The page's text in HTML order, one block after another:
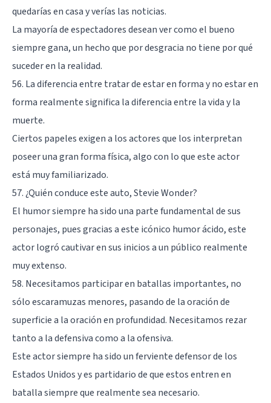
quedarías en casa y verías las noticias.
La mayoría de espectadores desean ver como el bueno
siempre gana, un hecho que por desgracia no tiene por qué
suceder en la realidad.
56. La diferencia entre tratar de estar en forma y no estar en
forma realmente significa la diferencia entre la vida y la
muerte.
Ciertos papeles exigen a los actores que los interpretan
poseer una gran forma física, algo con lo que este actor
está muy familiarizado.
57. ¿Quién conduce este auto, Stevie Wonder?
El humor siempre ha sido una parte fundamental de sus
personajes, pues gracias a este icónico humor ácido, este
actor logró cautivar en sus inicios a un público realmente
muy extenso.
58. Necesitamos participar en batallas importantes, no
sólo escaramuzas menores, pasando de la oración de
superficie a la oración en profundidad. Necesitamos rezar
tanto a la defensiva como a la ofensiva.
Este actor siempre ha sido un ferviente defensor de los
Estados Unidos y es partidario de que estos entren en
batalla siempre que realmente sea necesario.